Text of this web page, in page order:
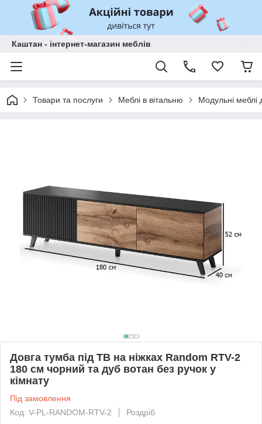
Каштан - інтернет-магазин меблів
Товари та послуги Меблі в вітальню Модульні меблі
Довга тумба під ТВ на ніжках Random RTV-2
180 см чорний та дуб вотан без ручок у
кімнату
Під замовлення
Код: V-PL-RANDOM-RTV-2
Роздріб